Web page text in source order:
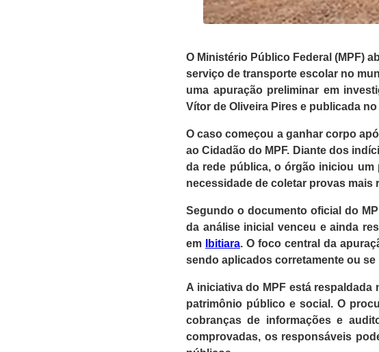
O Ministério Público Federal (MPF)
serviço de transporte escolar no
uma apuração preliminar em
Vítor de Oliveira Pires e publicada
O caso começou a ganhar corpo
ao Cidadão do MPF. Diante dos
da rede pública, o órgão iniciou
necessidade de coletar provas
Segundo o documento oficial do
da análise inicial venceu e ainda
em
Ibitiara. O foco central da
sendo aplicados corretamente ou
A iniciativa do MPF está
patrimônio público e social. O
cobranças de informações e
comprovadas, os responsáveis